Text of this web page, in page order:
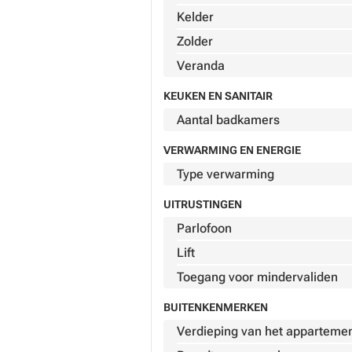
Kelder
Zolder
Veranda
KEUKEN EN SANITAIR
Aantal badkamers
VERWARMING EN ENERGIE
Type verwarming
UITRUSTINGEN
Parlofoon
Lift
Toegang voor mindervaliden
BUITENKENMERKEN
Verdieping van het